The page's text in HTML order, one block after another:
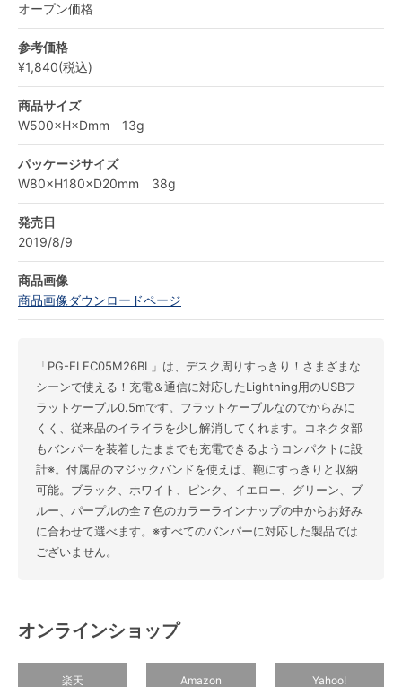
オープン価格
参考価格
¥1,840(税込)
商品サイズ
W500×H×Dmm 13g
パッケージサイズ
W80×H180×D20mm 38g
発売日
2019/8/9
商品画像
商品画像ダウンロードページ
「PG-ELFC05M26BL」は、デスク周りすっきり！さまざまな
シーンで使える！充電＆通信に対応したLightning用のUSBフ
ラットケーブル0.5mです。フラットケーブルなのでからみに
くく、従来品のイライラを少し解消してくれます。コネクタ部
もバンパーを装着したままでも充電できるようコンパクトに設
計※。付属品のマジックバンドを使えば、鞄にすっきりと収納
可能。ブラック、ホワイト、ピンク、イエロー、グリーン、ブ
ルー、パープルの全７色のカラーラインナップの中からお好み
に合わせて選べます。※すべてのバンパーに対応した製品では
ございません。
オンラインショップ
楽天 Amazon Yahoo!